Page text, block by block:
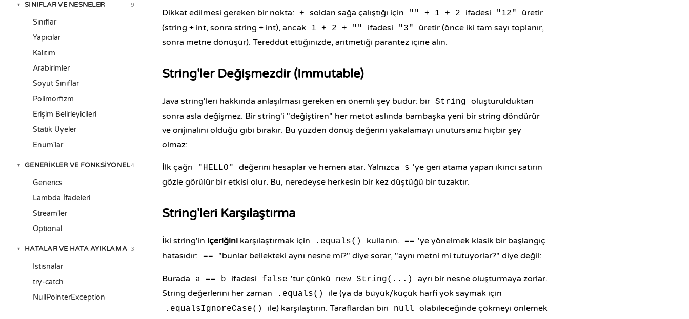
▾ SINIFLAR VE NESNELER 9
Sınıflar
Yapıcılar
Kalıtım
Arabirimler
Soyut Sınıflar
Polimorfizm
Erişim Belirleyicileri
Statik Üyeler
Enum'lar
▾ GENERIKLER VE FONKSIYONEL4
Generics
Lambda İfadeleri
Stream'ler
Optional
▾ HATALAR VE HATA AYIKLAMA 3
İstisnalar
try-catch
NullPointerException
Dikkat edilmesi gereken bir nokta: + soldan sağa çalıştığı için "" + 1 + 2 ifadesi "12"
üretir
(string + int, sonra string + int), ancak
1 + 2 + "" ifadesi "3"
üretir (önce iki tam sayı toplanır,
sonra metne dönüşür). Tereddüt ettiğinizde, aritmetiği parantez içine alın.
String'ler Değişmezdir (Immutable)
Java string'leri hakkında anlaşılması gereken en önemli şey budur: bir String
oluşturulduktan
sonra asla değişmez. Bir string'i "değiştiren" her metot aslında bambaşka yeni bir string döndürür
ve orijinalini olduğu gibi bırakır. Bu yüzden dönüş değerini yakalamayı unutursanız hiçbir şey
olmaz:
İlk çağrı "HELLO" değerini hesaplar ve hemen atar. Yalnızca s 'ye geri atama yapan ikinci satırın
gözle görülür bir etkisi olur. Bu, neredeyse herkesin bir kez düştüğü bir tuzaktır.
String'leri Karşılaştırma
İki string'in içeriğini karşılaştırmak için .equals() kullanın. == 'ye yönelmek klasik bir başlangıç
hatasıdır:
== "bunlar bellekteki aynı nesne mi?" diye sorar, "aynı metni mi tutuyorlar?" diye değil:
Burada a == b ifadesi false 'tur çünkü new String(...)
ayrı bir nesne oluşturmaya zorlar.
String değerlerini her zaman
.equals() ile (ya da büyük/küçük harfi yok saymak için
.equalsIgnoreCase() ile) karşılaştırın. Taraflardan biri null
olabileceğinde çökmeyi önlemek